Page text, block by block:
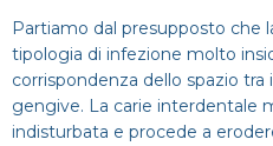
Partiamo dal presupposto che
tipologia di infezione molto
corrispondenza dello spazio
gengive. La carie interdentale
indisturbata e procede a